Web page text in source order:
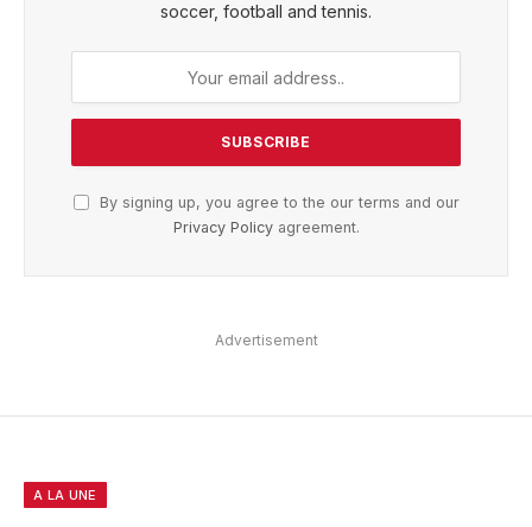
soccer, football and tennis.
By signing up, you agree to the our terms and our
Privacy Policyagreement.
Advertisement
A LA UNE